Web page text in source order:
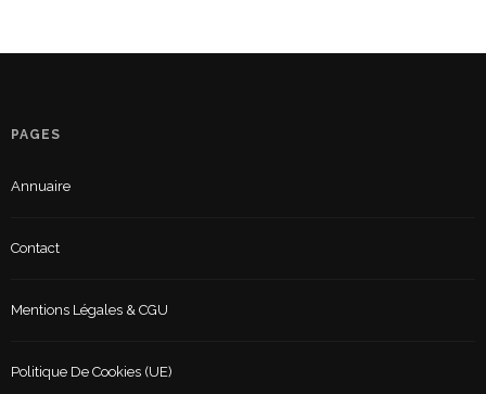
PAGES
Annuaire
Contact
Mentions Légales & CGU
Politique De Cookies (UE)